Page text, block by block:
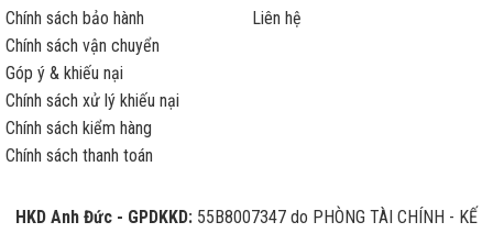
Chính sách bảo hành
Chính sách vận chuyển
Góp ý & khiếu nại
Chính sách xử lý khiếu nại
Chính sách kiểm hàng
Chính sách thanh toán
Liên hệ
HKD Anh Đức - GPDKKD: 55B8007347 do PHÒNG TÀI CHÍNH - KẾ